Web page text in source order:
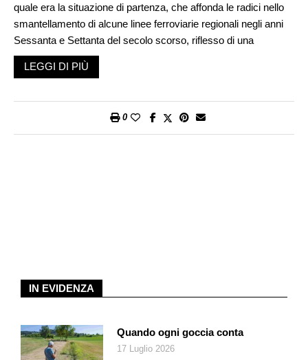
quale era la situazione di partenza, che affonda le radici nello
smantellamento di alcune linee ferroviarie regionali negli anni
Sessanta e Settanta del secolo scorso, riflesso di una
evoluzione generale in cui la motorizzazione individuale e la
diffusione degli insediamenti conoscevano un incremento
in Leventina. L’attrattività dei servizi stava scemando e i
mandato del Consiglio federale nel 1979, vagliò gli scenari del
futuro ed evidenziò i potenziali pregi della ferrovia, dati dalla
dalle possibilità di ridurre i tempi di percorrenza. Il rilancio
necessitava tuttavia di rilevanti investimenti, troppo a lungo
LEGGI DI PIÙ
0
IN EVIDENZA
Quando ogni goccia conta
17 Luglio 2026